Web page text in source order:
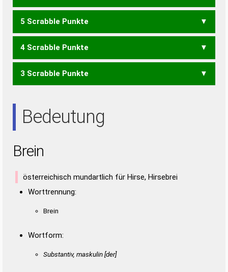
BRISE ERBIN
BEIN BENS BERN BIEN
5 Scrabble Punkte
BEI BEN BIN BIS ERB
4 Scrabble Punkte
IREN NIES REIS RENS
3 Scrabble Punkte
Bedeutung
Brein
österreichisch mundartlich für Hirse, Hirsebrei
Worttrennung:
Brein
Wortform:
Substantiv, maskulin [der]